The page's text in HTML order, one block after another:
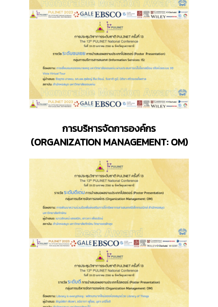
การบริหารจัดการองค์กร
(ORGANIZATION MANAGEMENT: OM)